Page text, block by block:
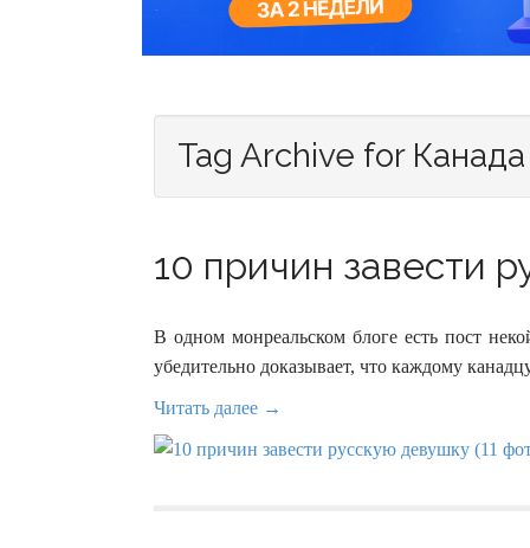
Tag Archive for Канада
10 причин завести
В одном монреальском блоге есть пост
убедительно доказывает, что каждому
Читать далее →